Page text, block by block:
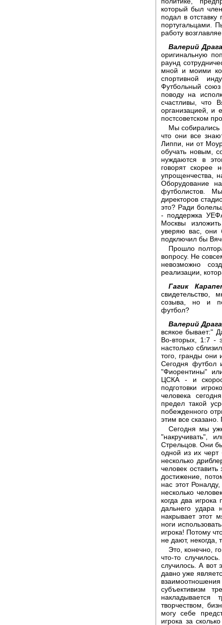
который был
подал в
португальцами.
работу
Валерий
оригинальную
раунд
мной и моими
спортивной
Футбольный
поводу на
счастливы, что
организацией, и
постсоветском
Мы собирались
что они все
Липпи, ни от
обучать новым,
нуждаются в
говорят
упрощенчества,
Оборудование
футболистов.
директоров
это? Ради
- поддержка
Москвы
уверяю вас, они
подключил бы
Прошло
вопросу. Не
невозможно
реализации,
Гагик
свидетельство,
созыва, но и
футбол?
Валерий
всякое бывает:"
Во-вторых, 1:7 -
настолько
того, гранды они
Сегодня футбол
"Фиорентины"
ЦСКА - и
подготовки
человека
предел такой
побежденного
этим все
Сегодня мы
"накручивать",
Стрельцов. Они
одной из их черт
несколько
человек
достижение,
нас этот
несколько
когда два
дальнего
накрывает этот
ноги
игрока! Потому
не дают, некогда,
Это, конечно,
что-то
случилось. А вот
давно уже
взаимоотношения
субъективизм
накладывается
творчеством,
могу себе
игрока за